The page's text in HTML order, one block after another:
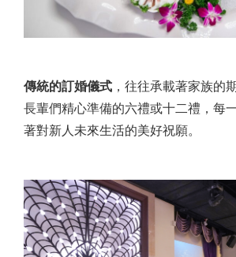
傳統的訂婚儀式 ，往往承載著家族的
長輩們精心準備的六禮或十二禮，每
著對新人未來生活的美好祝願。